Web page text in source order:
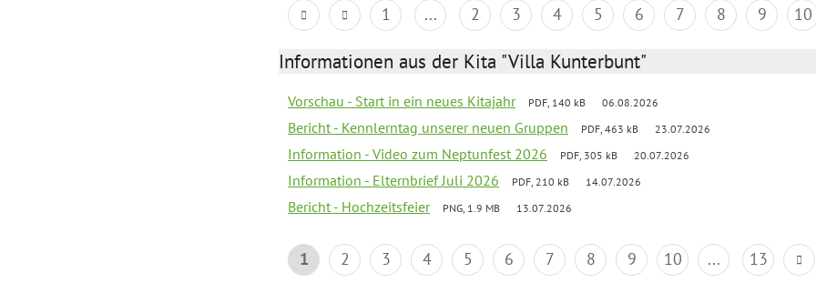
1 ... 2 3 4 5 6 7 8 9 10
Informationen aus der Kita "Villa Kunterbunt"
Vorschau - Start in ein neues Kitajahr PDF, 140 kB 06.08.2026
Bericht - Kennlerntag unserer neuen Gruppen PDF, 463 kB 23.07.2026
Information - Video zum Neptunfest 2026 PDF, 305 kB 20.07.2026
Information - Elternbrief Juli 2026 PDF, 210 kB 14.07.2026
Bericht - Hochzeitsfeier PNG, 1.9 MB 13.07.2026
1 2 3 4 5 6 7 8 9 10 ... 13